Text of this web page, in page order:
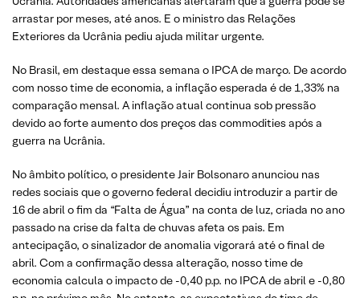
arrastar por meses, até anos. E o ministro das Relações
Exteriores da Ucrânia pediu ajuda militar urgente.
No Brasil, em destaque essa semana o IPCA de março. De acordo
com nosso time de economia, a inflação esperada é de 1,33% na
comparação mensal. A inflação atual continua sob pressão
devido ao forte aumento dos preços das commodities após a
guerra na Ucrânia.
No âmbito político, o presidente Jair Bolsonaro anunciou nas
redes sociais que o governo federal decidiu introduzir a partir de
16 de abril o fim da “Falta de Água” na conta de luz, criada no ano
passado na crise da falta de chuvas afeta os pais. Em
antecipação, o sinalizador de anomalia vigorará até o final de
abril. Com a confirmação dessa alteração, nosso time de
economia calcula o impacto de -0,40 p.p. no IPCA de abril e -0,80